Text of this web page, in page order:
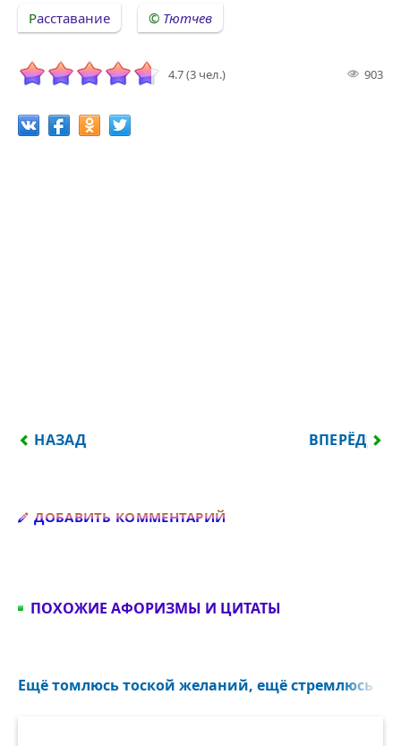
Расставание Тютчев
4.7 (3 чел.) 903
ПРЕДЫДУЩИЙ: Я ХОРОША ДО БЕЗОБРАЗИЯ, ВО
НАЗАД ВПЕРЁД
ДОБАВИТЬ КОММЕНТАРИЙ
ПОХОЖИЕ АФОРИЗМЫ И ЦИТАТЫ
Ещё томлюсь тоской желаний, ещё стремлюсь к